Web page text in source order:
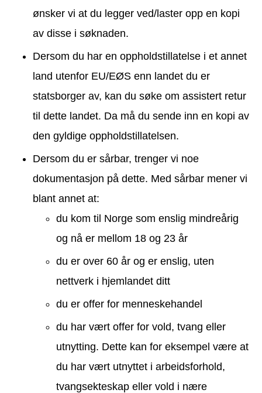
ønsker vi at du legger ved/laster opp en kopi
av disse i søknaden.
Dersom du har en oppholdstillatelse i et annet
land utenfor EU/EØS enn landet du er
statsborger av, kan du søke om assistert retur
til dette landet. Da må du sende inn en kopi av
den gyldige oppholdstillatelsen.
Dersom du er sårbar, trenger vi noe
dokumentasjon på dette. Med sårbar mener vi
blant annet at:
du kom til Norge som enslig mindreårig
og nå er mellom 18 og 23 år
du er over 60 år og er enslig, uten
nettverk i hjemlandet ditt
du er offer for menneskehandel
du har vært offer for vold, tvang eller
utnytting. Dette kan for eksempel være at
du har vært utnyttet i arbeidsforhold,
tvangsekteskap eller vold i nære